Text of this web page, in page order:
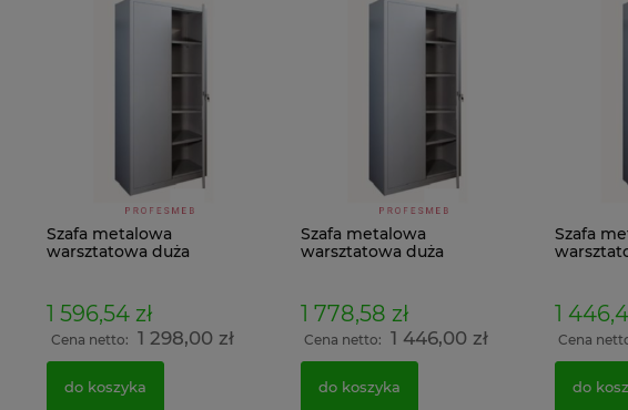
Sejf FRS 32 ognioodporny
antywłamaniowy VALBERG EL
Szafa ubraniowa BHP SUM 420
komory wyposażone w
947,10 zł
947,10 zł
770,00 zł
770,00 zł
do koszyka
Szafa
do koszyka
Szafa metalowa
warsztatowa duża
1 596,54 zł
Cena netto: 1 298,00 zł
do koszyka
Szafa metalowa
warsztatowa duża
1 778,58 zł
Cena netto: 1 446,00 zł
do koszyka
Szafa
1
Cena
do